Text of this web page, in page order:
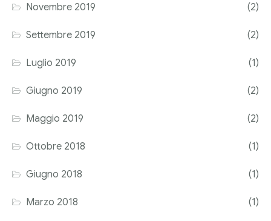
Novembre 2019 (2)
Settembre 2019 (2)
Luglio 2019 (1)
Giugno 2019 (2)
Maggio 2019 (2)
Ottobre 2018 (1)
Giugno 2018 (1)
Marzo 2018 (1)